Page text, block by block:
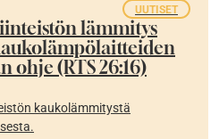
UUTISET
lämmitys
ohje (RTS 26:16)
kaukolämmitystä